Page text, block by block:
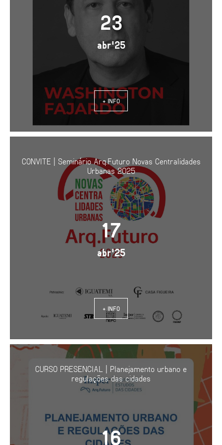
23
abr'25
+ INFO
CONVITE | Seminário Arq.Futuro Novas Centralidades
Urbanas 2025
17
abr'25
+ INFO
CURSO PRESENCIAL | Planejamento urbano e
regulações das cidades
16